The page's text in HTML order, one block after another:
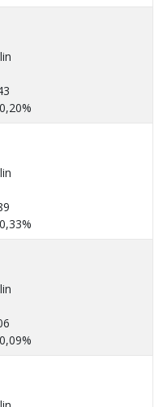
0,20%
0,33%
0,09%